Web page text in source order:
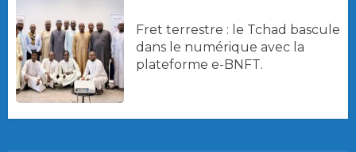
Fret terrestre : le Tchad bascule
dans le numérique avec la
plateforme e-BNFT.